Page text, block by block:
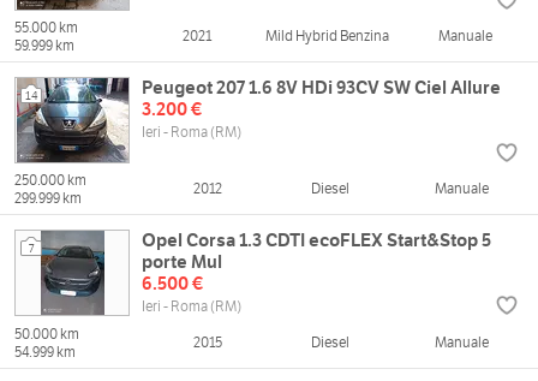
55.000 km
59.999 km
2021 Mild Hybrid Benzina Manuale
14
Peugeot 207 1.6 8V HDi 93CV SW Ciel Allure
3.200 €
Ieri - Roma (RM)
250.000 km
299.999 km
2012 Diesel Manuale
7
Opel Corsa 1.3 CDTI ecoFLEX Start&Stop 5
porte Mul
6.500 €
Ieri - Roma (RM)
50.000 km
54.999 km
2015 Diesel Manuale